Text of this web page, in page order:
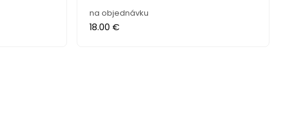
na objednávku
18.00 €